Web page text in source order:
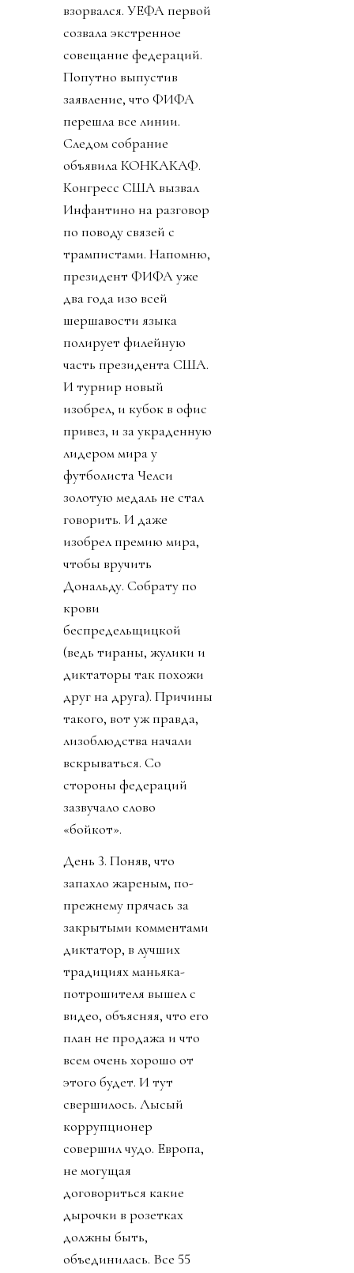
взорвался. УЕФА первой
созвала экстренное
совещание федераций.
Попутно выпустив
заявление, что ФИФА
перешла все линии.
Следом собрание
объявила КОНКАКАФ.
Конгресс США вызвал
Инфантино на разговор
по поводу связей с
трампистами. Напомню,
президент ФИФА уже
два года изо всей
шершавости языка
полирует филейную
часть президента США.
И турнир новый
изобрел, и кубок в офис
привез, и за украденную
лидером мира у
футболиста Челси
золотую медаль не стал
говорить. И даже
изобрел премию мира,
чтобы вручить
Дональду. Собрату по
крови
беспредельщицкой
(ведь тираны, жулики и
диктаторы так похожи
друг на друга). Причины
такого, вот уж правда,
лизоблюдства начали
вскрываться. Со
стороны федераций
зазвучало слово
«бойкот».
День 3. Поняв, что
запахло жареным, по-
прежнему прячась за
закрытыми комментами
диктатор, в лучших
традициях маньяка-
потрошителя вышел с
видео, объясняя, что его
план не продажа и что
всем очень хорошо от
этого будет. И тут
свершилось. Лысый
коррупционер
совершил чудо. Европа,
не могущая
договориться какие
дырочки в розетках
должны быть,
объединилась. Все 55